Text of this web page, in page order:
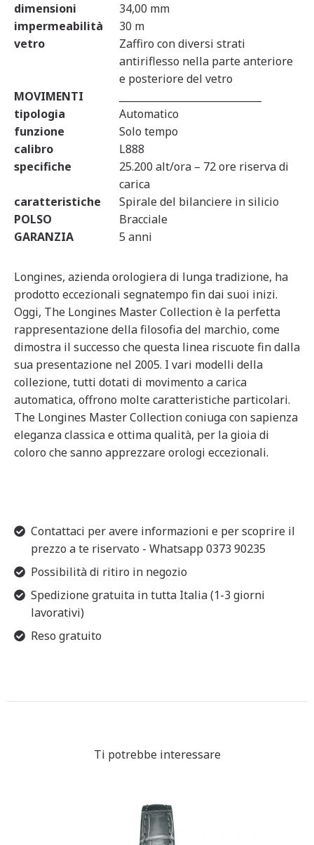
dimensioni
34,00 mm
impermeabilità
30 m
vetro
Zaffiro con diversi strati
antiriflesso nella parte anteriore
e posteriore del vetro
MOVIMENTI
tipologia
Automatico
funzione
Solo tempo
calibro
L888
specifiche
25.200 alt/ora – 72 ore riserva di
carica
caratteristiche
Spirale del bilanciere in silicio
POLSO
Bracciale
GARANZIA
5 anni
Longines, azienda orologiera di lunga tradizione, ha
prodotto eccezionali segnatempo fin dai suoi inizi.
Oggi, The Longines Master Collection è la perfetta
rappresentazione della filosofia del marchio, come
dimostra il successo che questa linea riscuote fin dalla
sua presentazione nel 2005. I vari modelli della
collezione, tutti dotati di movimento a carica
automatica, offrono molte caratteristiche particolari.
The Longines Master Collection coniuga con sapienza
eleganza classica e ottima qualità, per la gioia di
coloro che sanno apprezzare orologi eccezionali.
Contattaci per avere informazioni e per scoprire il
prezzo a te riservato - Whatsapp 0373 90235
Possibilità di ritiro in negozio
Spedizione gratuita in tutta Italia (1-3 giorni
lavorativi)
Reso gratuito
Ti potrebbe interessare